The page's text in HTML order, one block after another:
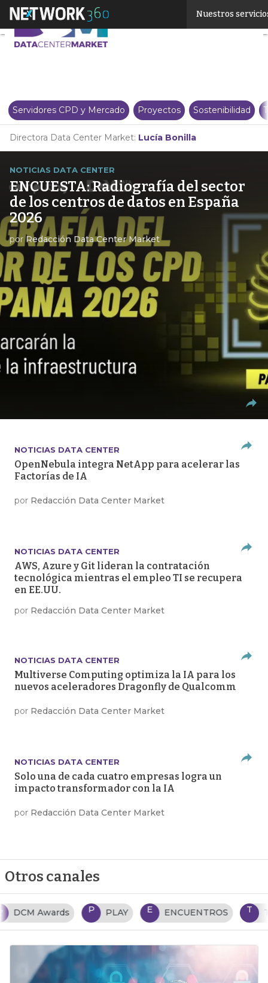
Nuestros
Servidores CPD y Mercado Proyectos Sostenibilidad
Directora Data Center Market: Lucía Bonilla
NOTICIAS DATA CENTER
ENCUESTA: Radiografía del sector
de los centros de datos en España
2026
porRedacción Data Center Market
NOTICIAS DATA CENTER
OpenNebula integra NetApp para acelerar las
Factorías de IA
por Redacción Data Center Market
NOTICIAS DATA CENTER
AWS, Azure y Git lideran la contratación
tecnológica mientras el empleo TI se recupera
en EE.UU.
por Redacción Data Center Market
NOTICIAS DATA CENTER
Multiverse Computing optimiza la IA para los
nuevos aceleradores Dragonfly de Qualcomm
por Redacción Data Center Market
NOTICIAS DATA CENTER
Solo una de cada cuatro empresas logra un
impacto transformador con la IA
por Redacción Data Center Market
Otros canales
P PLAY E ENCUENTROS T TENDENCIAS TI